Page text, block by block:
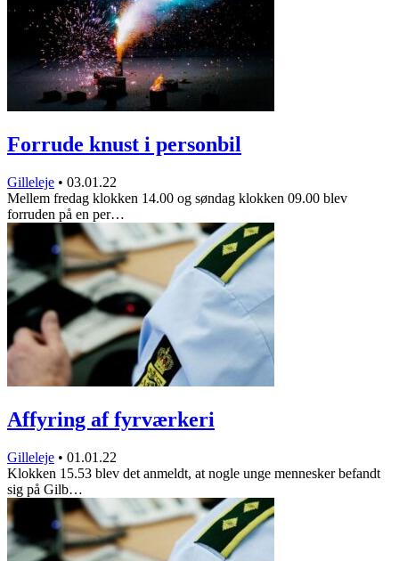
Forrude knust i personbil
Gilleleje • 03.01.22
Mellem fredag klokken 14.00 og søndag klokken 09.00 blev
forruden på en per…
Affyring af fyrværkeri
Gilleleje • 01.01.22
Klokken 15.53 blev det anmeldt, at nogle unge mennesker befandt
sig på Gilb…